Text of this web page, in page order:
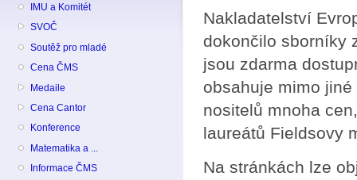
IMU a Komitét
SVOČ
Soutěž pro mladé
Cena ČMS
Medaile
Cena Cantor
Konference
Matematika a ...
Informace ČMS
Nakladatelství
dokončilo sborníky
jsou zdarma
obsahuje mimo
nositelů mnoha
laureátů Fieldsovy
Na stránkách lze